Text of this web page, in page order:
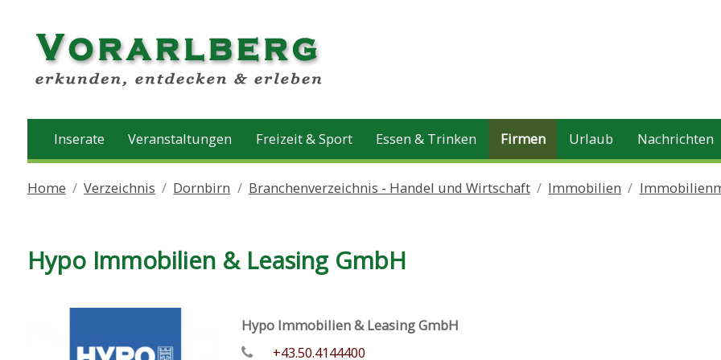
Inserate Veranstaltungen Freizeit & Sport Essen & Trinken Firmen Urlaub Nachrichten
Home Verzeichnis Dornbirn Branchenverzeichnis - Handel und Wirtschaft Immobilien
Hypo Immobilien & Leasing GmbH
Hypo Immobilien & Leasing GmbH
+43.50.4144400